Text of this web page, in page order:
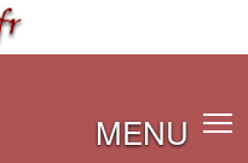
MENU